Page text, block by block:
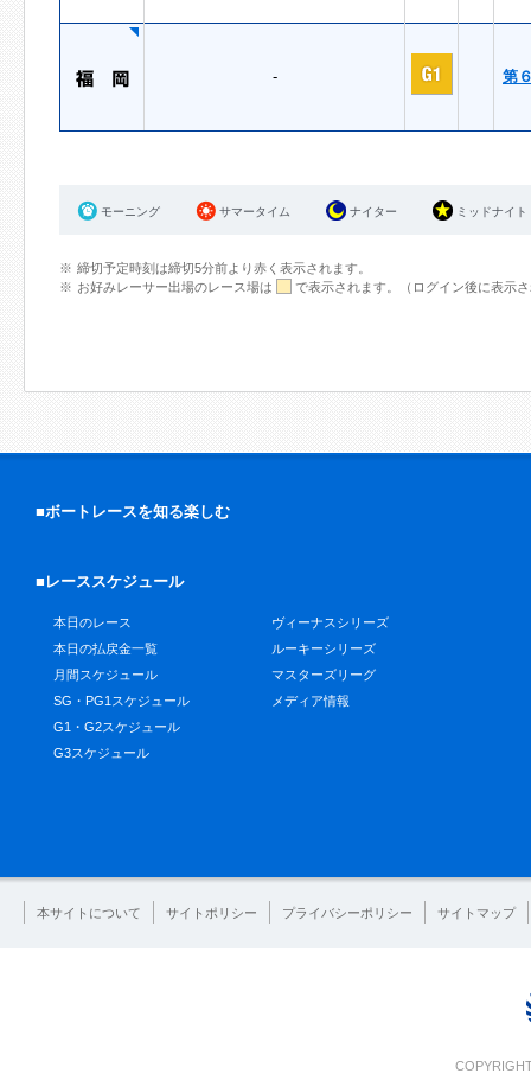
- 第
モーニング サマータイム ナイター ミッドナイト
締切予定時刻は締切5分前より赤く表示されます。
お好みレーサー出場のレース場は
で表示されます。（ログイン後に表示
■ボートレースを知る楽しむ
■レーススケジュール
本日のレース
本日の払戻金一覧
月間スケジュール
SG・PG1スケジュール
G1・G2スケジュール
G3スケジュール
ヴィーナスシリーズ
ルーキーシリーズ
マスターズリーグ
メディア情報
本サイトについて サイトポリシー プライバシーポリシー サイトマップ